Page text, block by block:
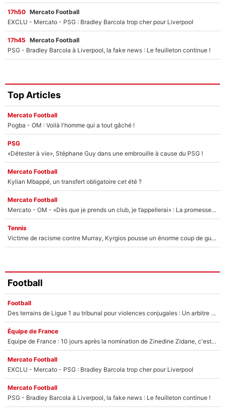
17h50 Mercato Football
EXCLU - Mercato - PSG : Bradley Barcola trop cher pour Liverpool
17h45 Mercato Football
PSG - Bradley Barcola à Liverpool, la fake news : Le feuilleton continue !
Top Articles
Mercato Football
Pogba - OM : Voilà l'homme qui a tout gâché !
PSG
«Détester à vie», Stéphane Guy dans une embrouille à cause du PSG !
Mercato Football
Kylian Mbappé, un transfert obligatoire cet été ?
Mercato Football
Mercato - OM - «Dès que je prends un club, je t’appellerai» : La promesse de Marcelino au moment de claquer la porte
Tennis
Victime de racisme contre Murray, Kyrgios pousse un énorme coup de gueule !
Football
Football
Des terrains de Ligue 1 au tribunal pour violences conjugales : Un arbitre français encourt une peine de 18 mois de prison !
Équipe de France
Equipe de France : 10 jours après la nomination de Zinedine Zidane, c'est au tour de son fils de prendre un nouveau départ !
Mercato Football
EXCLU - Mercato - PSG : Bradley Barcola trop cher pour Liverpool
Mercato Football
PSG - Bradley Barcola à Liverpool, la fake news : Le feuilleton continue !